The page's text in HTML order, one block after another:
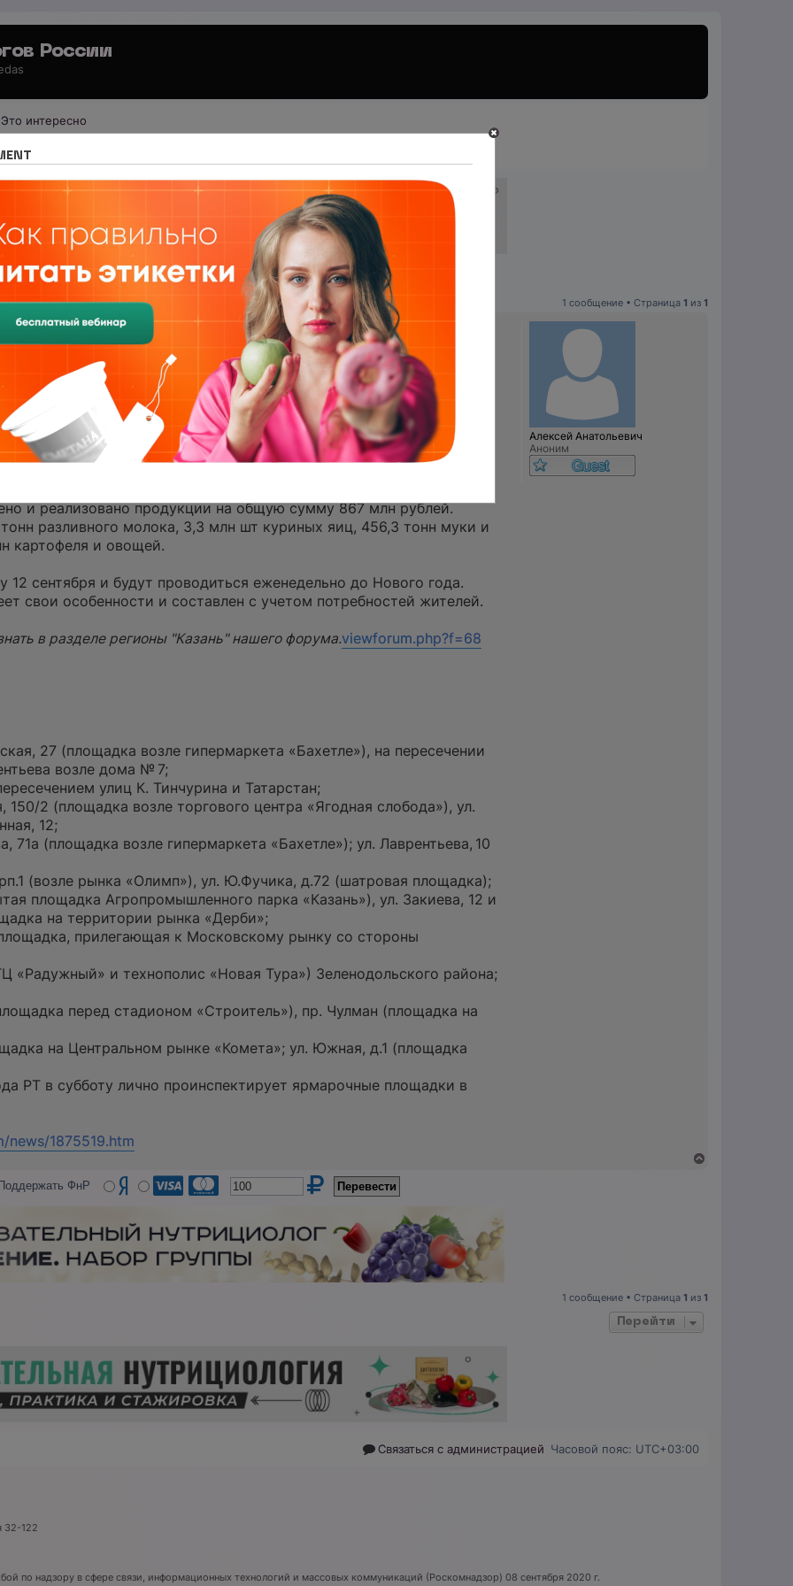
России
Это интересно
по регионам
по доступным ценам.
1 сообщение • Страница 1 из 1
Алексей Анатольевич
Аноним
по доступным ценам.
РТ приглашает жителей республики приобрести
в Казани, Нижнекамске, Набережных Челнах и в поселке
ярмарочный комплекс «Новая Тура»). Горожане смогут купить
сыр, масло, яйца, овощи, мёд, сахар, муку, крупы и другую
районов Татарстана.
в городах Казань, Нижнекамск, Набережные Челны и
и реализовано продукции на общую сумму 867 млн рублей.
разливного молока, 3,3 млн шт куриных яиц, 456,3 тонн муки и
картофеля и овощей.
сентября и будут проводиться еженедельно до Нового года.
свои особенности и составлен с учетом потребностей жителей.
в разделе регионы "Казань" нашего форума.viewforum.php?f=68
27 (площадка возле гипермаркета «Бахетле»), на пересечении
возле дома № 7;
улиц К. Тинчурина и Татарстан;
2 (площадка возле торгового центра «Ягодная слобода»), ул.
12;
(площадка возле гипермаркета «Бахетле»); ул. Лаврентьева, 10
(возле рынка «Олимп»), ул. Ю.Фучика, д.72 (шатровая площадка);
площадка Агропромышленного парка «Казань»), ул. Закиева, 12 и
на территории рынка «Дерби»;
прилегающая к Московскому рынку со стороны
«Радужный» и технополис «Новая Тура») Зеленодольского района;
перед стадионом «Строитель»), пр. Чулман (площадка на
на Центральном рынке «Комета»; ул. Южная, д.1 (площадка
РТ в субботу лично проинспектирует ярмарочные площадки в
news/1875519.htm
Поддержать ФнР
1 сообщение • Страница 1 из 1
Перейти
Часовой пояс: UTC+03:00
Связаться с администрацией
32-122
по надзору в сфере связи, информационных технологий и массовых коммуникаций (Роскомнадзор) 08 сентября 2020 г.